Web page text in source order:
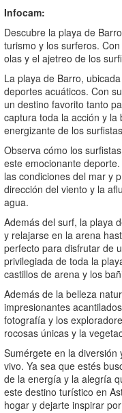
Infocam:
Descubre la playa de
turismo y los surferos.
olas y el ajetreo de los
La playa de Barro,
deportes acuáticos. Con
un destino favorito tanto
captura toda la acción y
energizante de los
Observa cómo los
este emocionante
las condiciones del mar y
dirección del viento y la
agua.
Además del surf, la playa
y relajarse en la arena
perfecto para disfrutar de
privilegiada de toda la
castillos de arena y los
Además de la belleza
impresionantes
fotografía y los
rocosas únicas y la
Sumérgete en la
vivo. Ya sea que estés
de la energía y la alegría
este destino turístico en
hogar y dejarte inspirar